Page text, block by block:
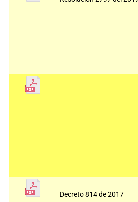
Decreto 814 de 2017